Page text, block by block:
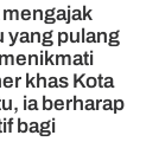
yang pulang
khas Kota
ia berharap
bagi